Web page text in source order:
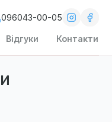
Відгуки Контакти
096043-00-05